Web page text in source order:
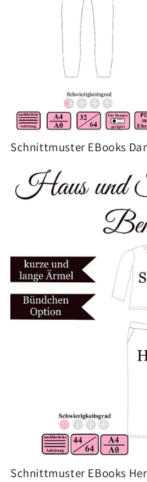
Schnittmuster EBooks
Schnittmuster EBooks